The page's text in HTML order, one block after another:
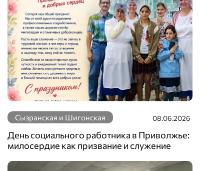
Сызранская и Шигонская 08.06.2026
День социального работника в Приволжье:
милосердие как призвание и служение